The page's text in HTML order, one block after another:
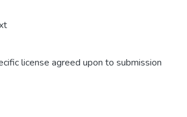
license agreed upon to submission